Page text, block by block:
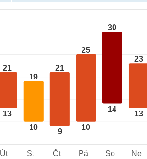
21
13
19
10
21
9
25
10
30
14
23
13
Út St Čt Pá So Ne